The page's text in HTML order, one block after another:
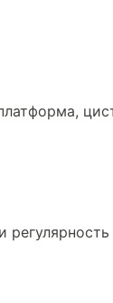
регулярность